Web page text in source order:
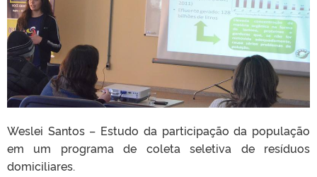
Weslei Santos – Estudo da participação da população
em um programa de coleta seletiva de resíduos
domiciliares.